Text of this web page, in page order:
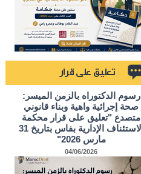
رسوم الدكتوراه بالزمن الميسر:
صحة إجرائية واهية وبناء قانوني
متصدع "تعليق على قرار محكمة
الاستئناف الإدارية بفاس بتاريخ 31
مارس 2026"
04/06/2026